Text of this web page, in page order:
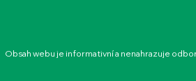
Obsah webu je informativní a nenahrazuje